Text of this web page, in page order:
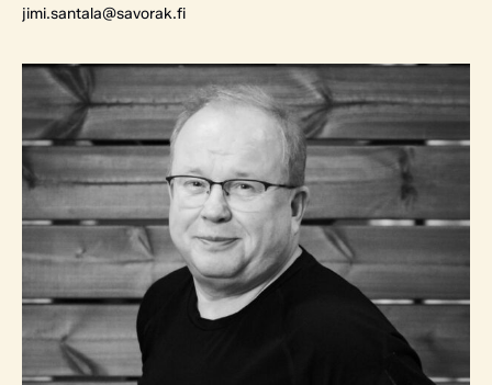
jimi.santala@savorak.fi